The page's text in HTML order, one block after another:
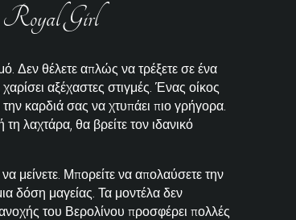
Girl
Δεν θέλετε απλώς να τρέξετε σε ένα
αξέχαστες στιγμές. Ένας οίκος
καρδιά σας να χτυπάει πιο γρήγορα.
λαχτάρα, θα βρείτε τον ιδανικό
μείνετε. Μπορείτε να απολαύσετε την
δόση μαγείας. Τα μοντέλα δεν
του Βερολίνου προσφέρει πολλές